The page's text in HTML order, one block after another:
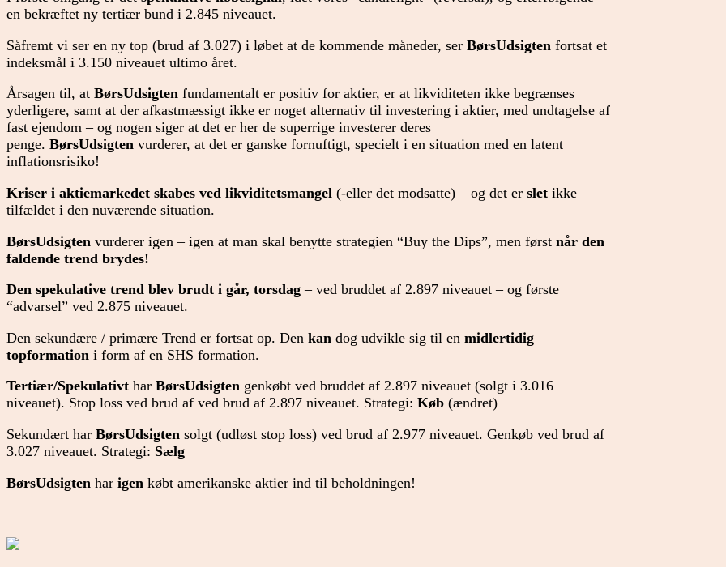
en bekræftet ny tertiær bund i 2.845 niveauet.
Såfremt vi ser en ny top (brud af 3.027) i løbet at de kommende måneder, ser BørsUdsigten fortsat et
indeksmål i 3.150 niveauet ultimo året.
Årsagen til, at BørsUdsigten fundamentalt er positiv for aktier, er at likviditeten ikke begrænses
yderligere, samt at der afkastmæssigt ikke er noget alternativ til investering i aktier, med undtagelse af
fast ejendom – og nogen siger at det er her de superrige investerer deres
penge. BørsUdsigten vurderer, at det er ganske fornuftigt, specielt i en situation med en latent
inflationsrisiko!
Kriser i aktiemarkedet skabes ved likviditetsmangel (-eller det modsatte) – og det er slet ikke
tilfældet i den nuværende situation.
BørsUdsigten vurderer igen – igen at man skal benytte strategien “Buy the Dips”, men først når den
faldende trend brydes!
Den spekulative trend blev brudt i går, torsdag – ved bruddet af 2.897 niveauet – og første
“advarsel” ved 2.875 niveauet.
Den sekundære / primære Trend er fortsat op. Den kan dog udvikle sig til en midlertidig
topformation i form af en SHS formation.
Tertiær/Spekulativt har BørsUdsigten genkøbt ved bruddet af 2.897 niveauet (solgt i 3.016
niveauet). Stop loss ved brud af ved brud af 2.897 niveauet. Strategi: Køb (ændret)
Sekundært har BørsUdsigten solgt (udløst stop loss) ved brud af 2.977 niveauet. Genkøb ved brud af
3.027 niveauet. Strategi: Sælg
BørsUdsigten har igen købt amerikanske aktier ind til beholdningen!